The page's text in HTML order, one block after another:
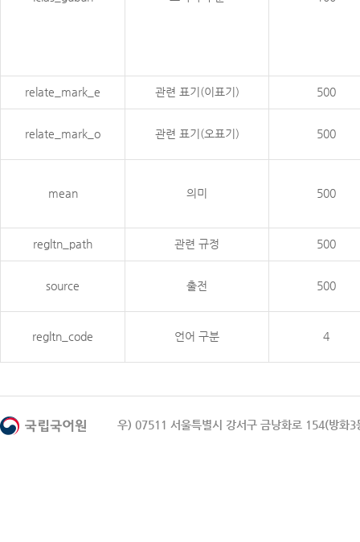
relate_mark_e 관련 표기(이표기) 500
relate_mark_o 관련 표기(오표기) 500
mean 의미 500
regltn_path 관련 규정 500
source 출전 500
regltn_code 언어 구분 4
우) 07511 서울특별시 강서구 금낭화로 154(방화3